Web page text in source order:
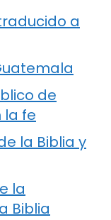
a
de
la fe
la Biblia y
la
Biblia